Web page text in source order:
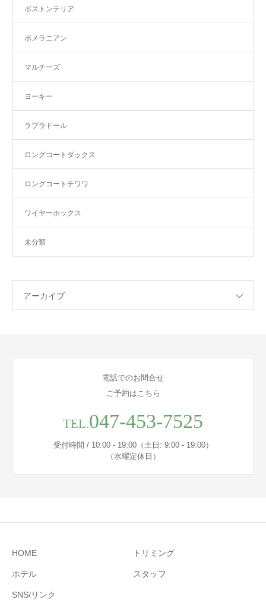
ボストンテリア
ポメラニアン
マルチーズ
ヨーキー
ラブラドール
ロングコートダックス
ロングコートチワワ
ワイヤーホックス
未分類
アーカイブ
電話でのお問合せ
ご予約はこちら
TEL.047-453-7525
受付時間 / 10:00 - 19:00（土日: 9:00 - 19:00）
（水曜定休日）
HOME トリミング
ホテル スタッフ
SNS/リンク